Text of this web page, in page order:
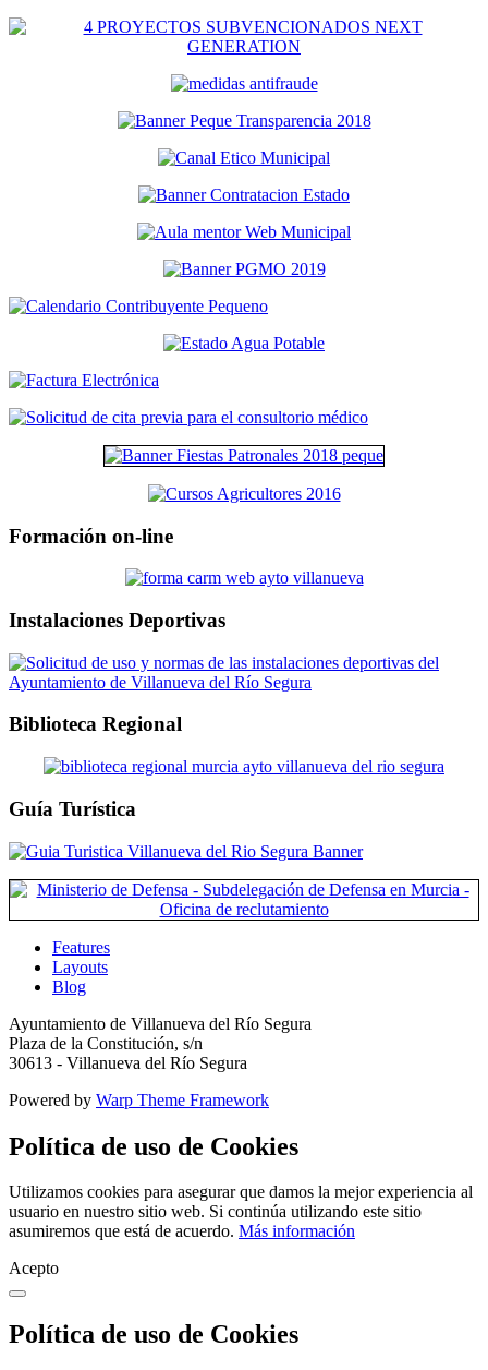
Formación on-line
Instalaciones Deportivas
Biblioteca Regional
Guía Turística
Features
Layouts
Blog
Ayuntamiento de Villanueva del Río Segura
Plaza de la Constitución, s/n
30613 - Villanueva del Río Segura
Powered by Warp Theme Framework
Política de uso de Cookies
Utilizamos cookies para asegurar que damos la mejor experiencia al
usuario en nuestro sitio web. Si continúa utilizando este sitio
asumiremos que está de acuerdo. Más información
Acepto
Política de uso de Cookies